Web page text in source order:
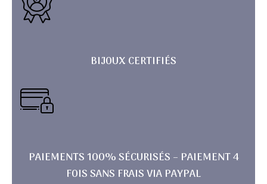
BIJOUX CERTIFIÉS
PAIEMENTS 100% SÉCURISÉS – PAIEMENT 4
FOIS SANS FRAIS VIA PAYPAL